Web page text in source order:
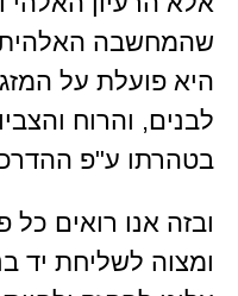
שהמחשבה
היא פועלת על
לבנים, והרוח
בטהרתו ע"פ
ובזה אנו רואים
ומצוה לשליחת יד